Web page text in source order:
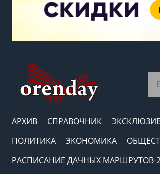
АРХИВ СПРАВОЧНИК
ПОЛИТИКА
ЭКОНОМИКА
РАСПИСАНИЕ ДАЧНЫХ МАРШРУТОВ-